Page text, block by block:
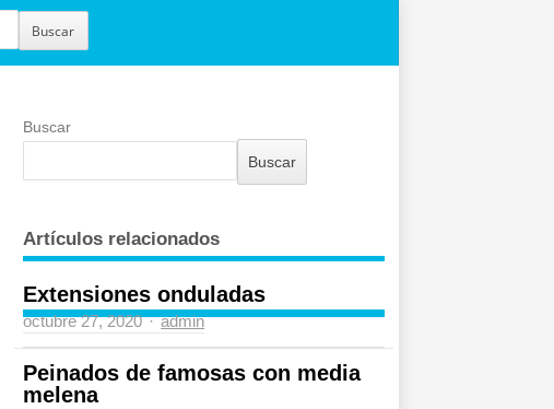
Buscar
Buscar
Buscar
Artículos relacionados
Extensiones onduladas
octubre 27, 2020 Author
admin
Peinados de famosas con media
melena